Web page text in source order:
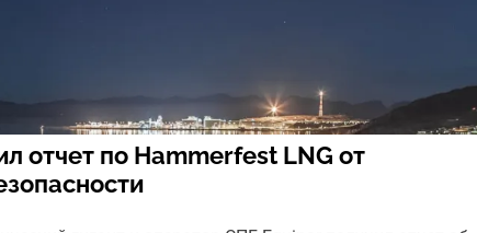
отчет по Hammerfest LNG от